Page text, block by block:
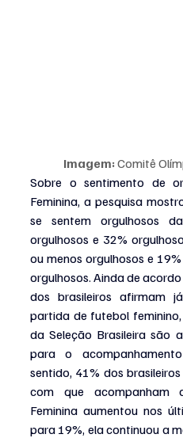
Imagem: Comitê
Sobre o sentimento de
Feminina, a pesquisa
se sentem orgulhosos
orgulhosos e 32%
ou menos orgulhosos e
orgulhosos. Ainda de
dos brasileiros afirmam
partida de futebol
da Seleção Brasileira são
para o
sentido, 41% dos
com que acompanham
Feminina aumentou nos
para 19%, ela continuou a